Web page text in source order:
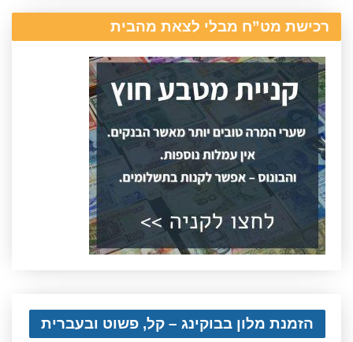
רכישת מט”ח מבלי לצאת מהבית
הזמנת מלון בבוקינג – קל, פשוט ובעברית